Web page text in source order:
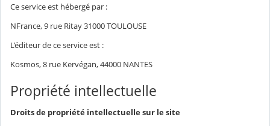
Ce service est hébergé par :
NFrance, 9 rue Ritay 31000 TOULOUSE
L’éditeur de ce service est :
Kosmos, 8 rue Kervégan, 44000 NANTES
Propriété intellectuelle
Droits de propriété intellectuelle sur le site